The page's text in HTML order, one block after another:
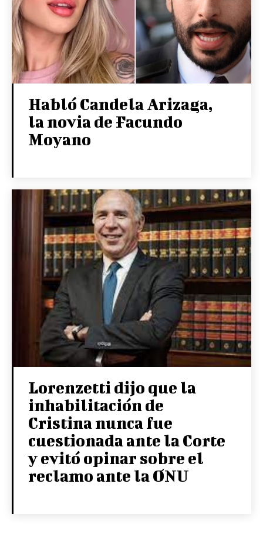
Habló Candela Arizaga,
la novia de Facundo
Moyano
Lorenzetti dijo que la
inhabilitación de
Cristina nunca fue
cuestionada ante la Corte
y evitó opinar sobre el
reclamo ante la ONU